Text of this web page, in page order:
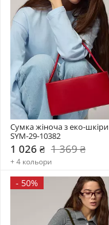
Сумка жіноча з еко-шкіри
SYM-29-10382
1 026 ₴ 1 369 ₴
+ 4 кольори
- 50%